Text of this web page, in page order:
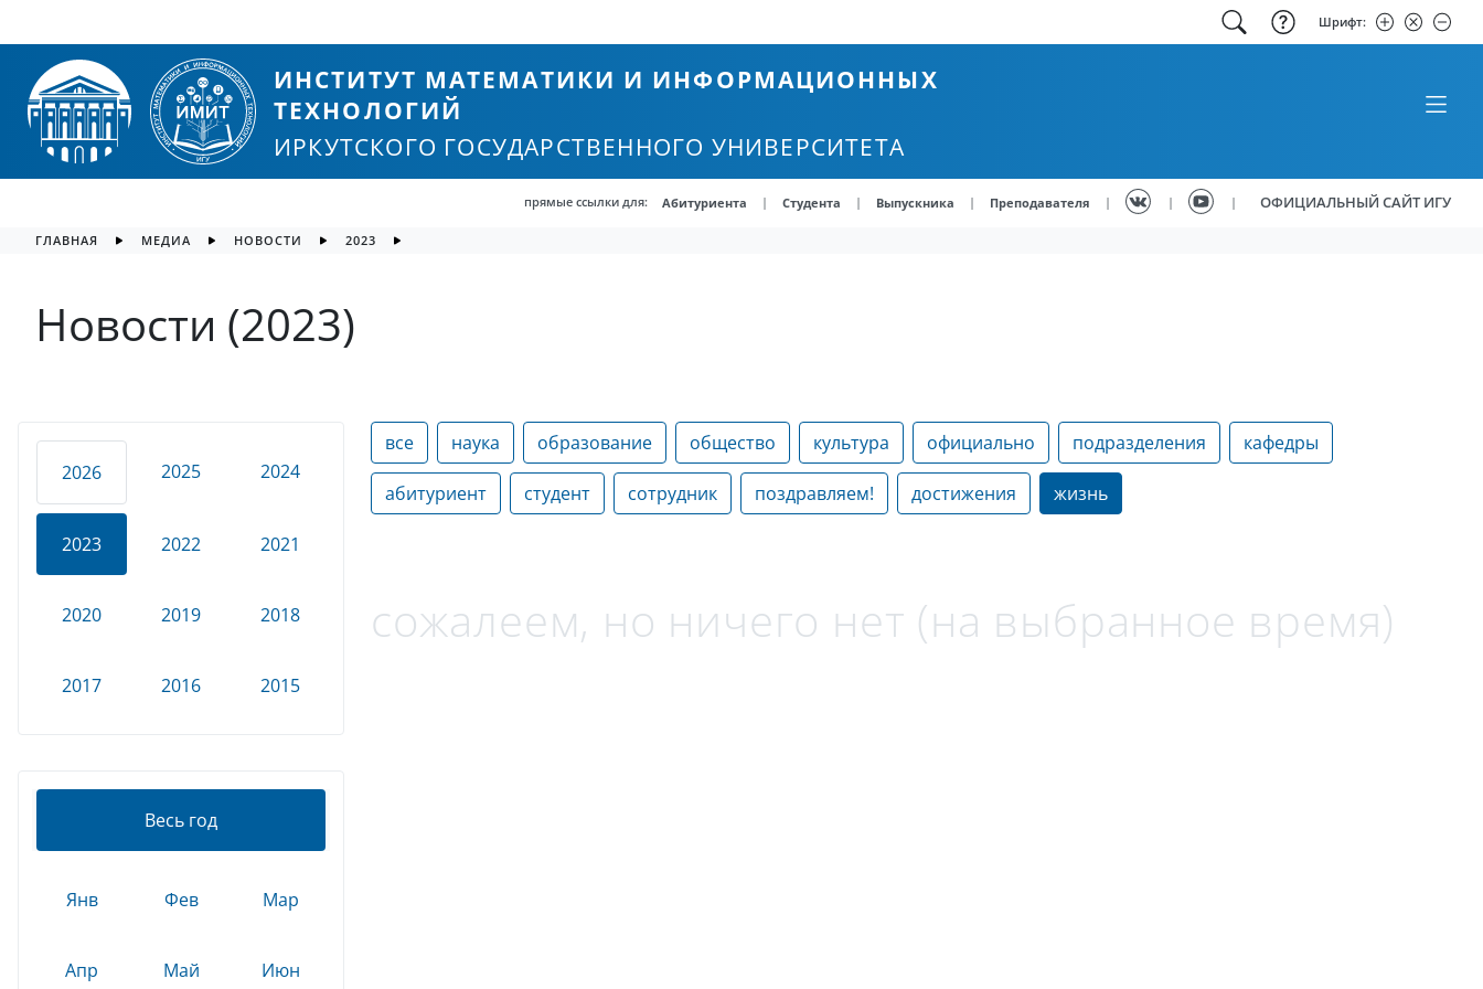
Шрифт:
ИНСТИТУТ МАТЕМАТИКИ И ИНФОРМАЦИОННЫХ
ТЕХНОЛОГИЙ
ИРКУТСКОГО ГОСУДАРСТВЕННОГО УНИВЕРСИТЕТА
прямые ссылки для: Абитуриента | Студента | Выпускника | Преподавателя | | | ОФИЦИАЛЬНЫЙ САЙТ ИГУ
ГЛАВНАЯ МЕДИА НОВОСТИ 2023
Новости (2023)
2026 2025 2024
2023 2022 2021
2020 2019 2018
2017 2016 2015
Весь год
Янв Фев Мар
Апр Май Июн
все наука образование общество культура официально подразделения кафедры
абитуриент студент сотрудник поздравляем! достижения жизнь
сожалеем, но ничего нет (на выбранное время)